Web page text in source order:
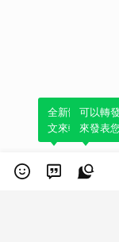
全新體驗！一
文來輕鬆表達
可以轉
來發表